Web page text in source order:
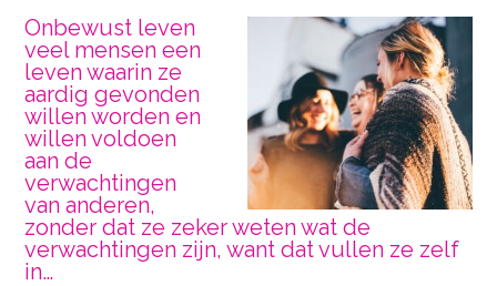
Onbewust leven
veel mensen een
leven waarin ze
aardig gevonden
willen worden en
willen voldoen
aan de
verwachtingen
van anderen,
zonder dat ze zeker weten wat de
verwachtingen zijn, want dat vullen ze zelf
in…